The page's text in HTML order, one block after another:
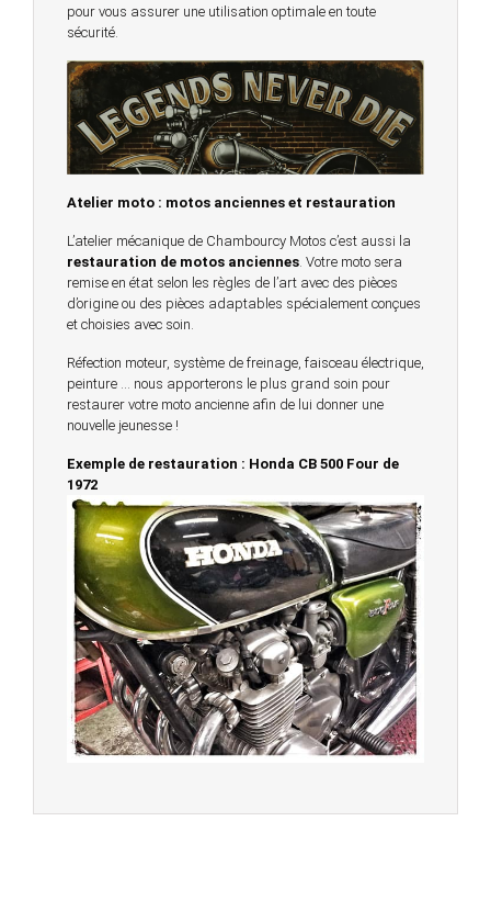
pour vous assurer une utilisation optimale en toute
sécurité.
Atelier moto : motos anciennes et restauration
L’atelier mécanique de Chambourcy Motos c’est aussi la
restauration de motos anciennes . Votre moto sera
remise en état selon les règles de l’art avec des pièces
d’origine ou des pièces adaptables spécialement conçues
et choisies avec soin.
Réfection moteur, système de freinage, faisceau électrique,
peinture … nous apporterons le plus grand soin pour
restaurer votre moto ancienne afin de lui donner une
nouvelle jeunesse !
Exemple de restauration : Honda CB 500 Four de
1972
© 2023 -Chambourcy Motos 78 - 7bis chemin de la
Forêt - 78240 - Chambourcy -
Garage Motos et Scooters depuis 20 ans à votre
service entre Saint Germain en Laye et Poissy
Achat de motos et scooters - Dépôt vente - Réparation
- Concessionnaire Voge - Concessionnaire
Multimarques
agence conseil en communication digitale